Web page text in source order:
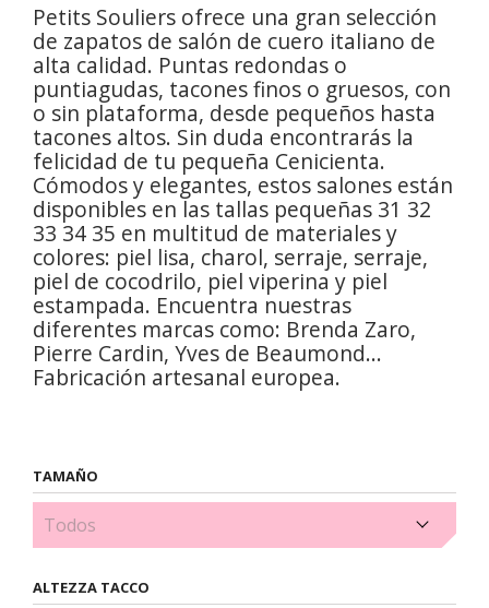
Petits Souliers ofrece una gran selección
de zapatos de salón de cuero italiano de
alta calidad. Puntas redondas o
puntiagudas, tacones finos o gruesos, con
o sin plataforma, desde pequeños hasta
tacones altos. Sin duda encontrarás la
felicidad de tu pequeña Cenicienta.
Cómodos y elegantes, estos salones están
disponibles en las tallas pequeñas 31 32
33 34 35 en multitud de materiales y
colores: piel lisa, charol, serraje, serraje,
piel de cocodrilo, piel viperina y piel
estampada. Encuentra nuestras
diferentes marcas como: Brenda Zaro,
Pierre Cardin, Yves de Beaumond...
Fabricación artesanal europea.
TAMAÑO
Zapatos de salón talla 30 (4)
ALTEZZA TACCO